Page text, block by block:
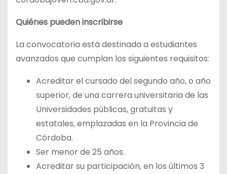
Quiénes pueden inscribirse
La convocatoria está destinada a estudiantes
avanzados que cumplan los siguientes requisitos:
Acreditar el cursado del segundo año, o año
superior, de una carrera universitaria de las
Universidades públicas, gratuitas y
estatales, emplazadas en la Provincia de
Córdoba.
Ser menor de 25 años.
Acreditar su participación, en los últimos 3